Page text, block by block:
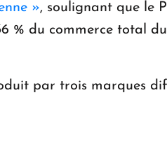
», soulignant que le
% du commerce total
par trois marques